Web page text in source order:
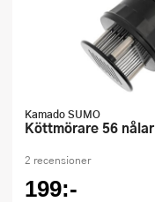
Kamado SUMO
Köttmörare 56 nålar
2 recensioner
199:-